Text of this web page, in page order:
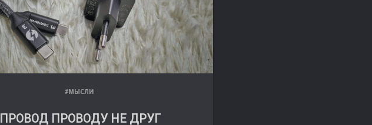
#МЫСЛИ
ПРОВОД ПРОВОДУ НЕ ДРУГ